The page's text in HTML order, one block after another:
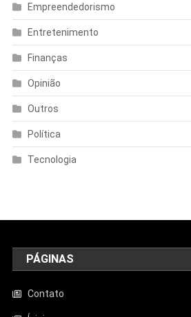
Empreendedorismo
Entretenimento
Finanças
Opinião
Outros
Política
Tecnologia
PÁGINAS
Contato